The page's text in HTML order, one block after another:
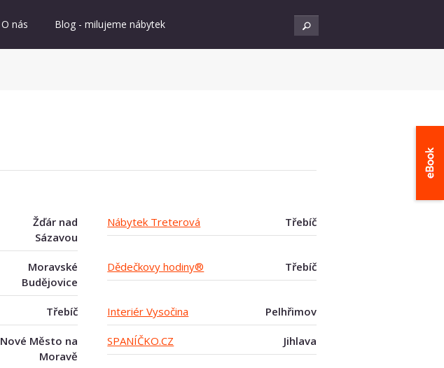
O nás Blog - milujeme nábytek
Žďár nad
Sázavou
Nábytek Treterová Třebíč
Moravské
Budějovice
Dědečkovy hodiny® Třebíč
Třebíč Interiér Vysočina Pelhřimov
Nové Město na
Moravě
SPANÍČKO.CZ Jihlava